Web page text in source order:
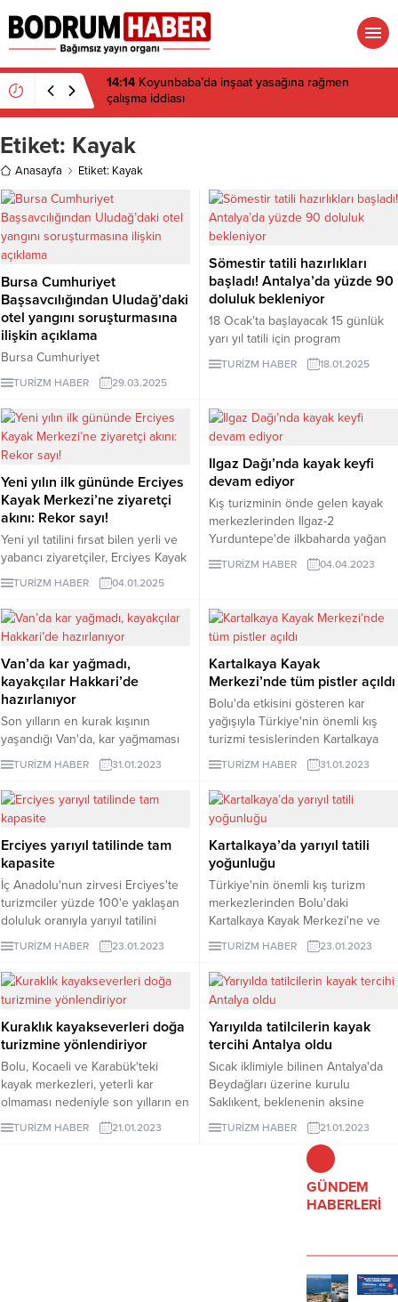
14:14 Koyunbaba’da inşaat yasağına rağmen
çalışma iddiası
Etiket: Kayak
Anasayfa Etiket: Kayak
Bursa Cumhuriyet
Başsavcılığından Uludağ’daki
otel yangını soruşturmasına
ilişkin açıklama
Bursa Cumhuriyet
Başsavcılığından Uludağ'daki otel
yangını soruşturmasına ilişkin
açıklama
TURİZM HABER 29.03.2025
Sömestir tatili hazırlıkları
başladı! Antalya’da yüzde 90
doluluk bekleniyor
18 Ocak'ta başlayacak 15 günlük
yarı yıl tatili için program
alternatiflerini değerlendiren
ebeveynler, aileleriyle keyifli vakit
Sömestir tatilinde en çok tercih
edilen şehirlerden biri de Antalya.
Çünkü Akdeniz, kayak keyfi ile
deniz kenarının tadını çıkarma
alternatifini tek bir tatilde bir araya
getirebilme özelliğiyle pek çok
kişiye hitap...
TURİZM HABER 18.01.2025
Yeni yılın ilk gününde Erciyes
Kayak Merkezi’ne ziyaretçi
akını: Rekor sayı!
Yeni yıl tatilini fırsat bilen yerli ve
yabancı ziyaretçiler, Erciyes Kayak
Merkezi'nde kayak ve snowboard
keyfi yaptı. 2025'in ilk gününde
110 bin kişinin ziyaret ettiği
Merkez'de 41 farklı kayak pisti
TURİZM HABER 04.01.2025
Ilgaz Dağı’nda kayak keyfi
devam ediyor
Kış turizminin önde gelen kayak
merkezlerinden Ilgaz-2
Yurduntepe'de ilkbaharda yağan
karla sezonun uzaması
kayakseverleri mutlu etti.
TURİZM HABER 04.04.2023
Van’da kar yağmadı,
kayakçılar Hakkari’de
hazırlanıyor
Son yılların en kurak kışının
yaşandığı Van'da, kar yağmaması
nedeniyle kayak merkezleri
sezonu açamayınca, kayak
sporcuları Hakkari'deki kayak
merkezinde antrenman yapmaya
başladı.
TURİZM HABER 31.01.2023
Kartalkaya Kayak
Merkezi’nde tüm pistler açıldı
Bolu'da etkisini gösteren kar
yağışıyla Türkiye'nin önemli kış
turizmi tesislerinden Kartalkaya
Kayak Merkezi'nde tatilci
TURİZM HABER 31.01.2023
Erciyes yarıyıl tatilinde tam
kapasite
İç Anadolu'nun zirvesi Erciyes'te
turizmciler yüzde 100'e yaklaşan
doluluk oranıyla yarıyıl tatilini
bereketli geçirecek.
TURİZM HABER 23.01.2023
Kartalkaya’da yarıyıl tatili
yoğunluğu
Türkiye'nin önemli kış turizm
merkezlerinden Bolu'daki
Kartalkaya Kayak Merkezi'ne ve
Palandöken Kayak Merkezi 2'ye
giden tatilciler, kayak ve
snowboard yaparak eğlendi.
TURİZM HABER 23.01.2023
Kuraklık kayakseverleri doğa
turizmine yönlendiriyor
Bolu, Kocaeli ve Karabük'teki
kayak merkezleri, yeterli kar
olmaması nedeniyle son yılların en
sakin günlerini yaşıyor.
TURİZM HABER 21.01.2023
Yarıyılda tatilcilerin kayak
tercihi Antalya oldu
Sıcak iklimiyle bilinen Antalya'da
Beydağları üzerine kurulu
Saklıkent, beklenenin aksine
gözde kayak merkezleri Uludağ,
Palandöken ve Kartalkaya'dan
daha kalın kar kalınlığına ulaşınca
yarıyıl tatilinde kayak yapmak
isteyenlerin ilk tercihi oldu.
TURİZM HABER 21.01.2023
GÜNDEM
HABERLERİ